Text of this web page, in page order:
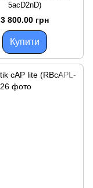
5acD2nD)
3 800.00 грн
Купити